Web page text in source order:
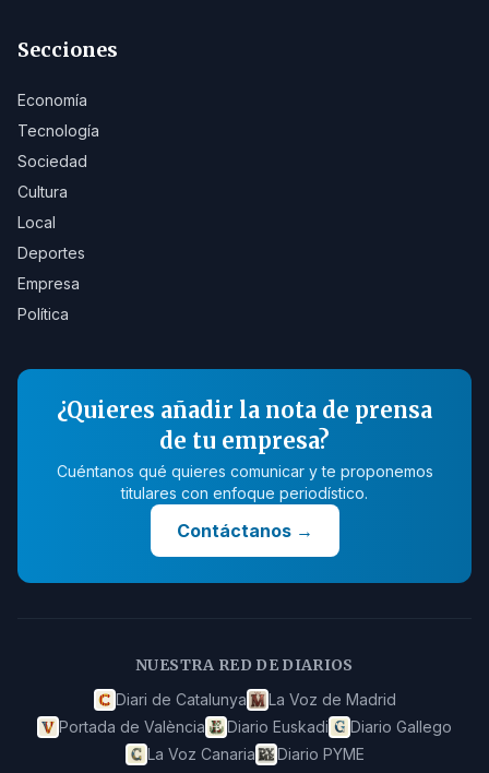
Secciones
Economía
Tecnología
Sociedad
Cultura
Local
Deportes
Empresa
Política
¿Quieres añadir la nota de prensa
de tu empresa?
Cuéntanos qué quieres comunicar y te proponemos
titulares con enfoque periodístico.
Contáctanos→
NUESTRA RED DE DIARIOS
Diari de Catalunya
La Voz de Madrid
Portada de València
Diario Euskadi
Diario Gallego
La Voz Canaria
Diario PYME